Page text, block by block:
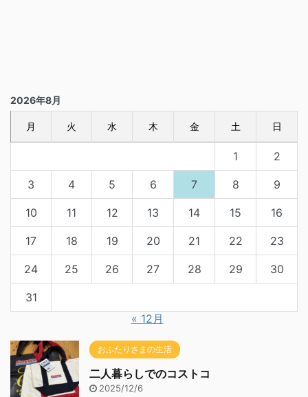
2026年8月
月 火 水 木 金 土 日
1 2
3 4 5 6 7 8 9
10 11 12 13 14 15 16
17 18 19 20 21 22 23
24 25 26 27 28 29 30
31
« 12月
おふたりさまの生活
二人暮らしでのコストコ
2025/12/6